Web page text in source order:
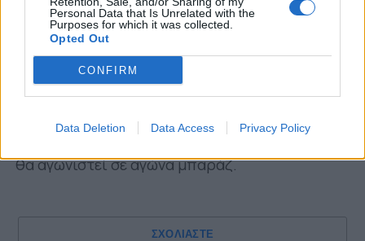
Personal Data that Is Unrelated with the
Purposes for which it was collected.
Opted Out
CONFIRM
Data Deletion Data Access Privacy Policy
Στο Final 4 έχουν εκτός του Παναιτωλικού
εξασφαλίσει ήδη πρόκριση η Ροή και ο Ν.Ο.
Αλεξανδρούπολης ενώ αναμένεται ο νικητής
του ζευγαριού Μίλωνας-Πετρούπολη. Θα
διεξαχθεί τον προσεχή μήνα, με την πρώτη
θα αγωνιστεί σε αγώνα μπαράζ.
ΣΧΟΛΙΑΣΤΕ